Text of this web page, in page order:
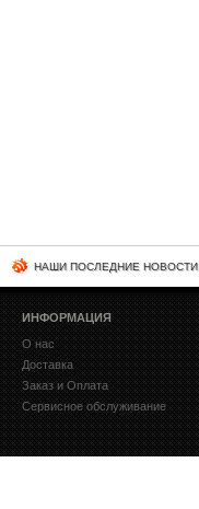
НАШИ ПОСЛЕДНИЕ НОВОСТИ
ИНФОРМАЦИЯ
О нас
Доставка
Заказ и Оплата
Сервисное обслуживание